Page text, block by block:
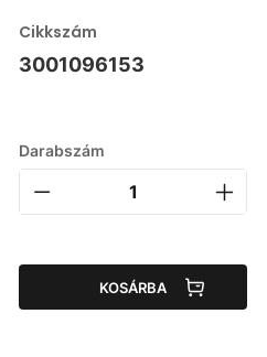
Cikkszám
3001096153
Darabszám
KOSÁRBA